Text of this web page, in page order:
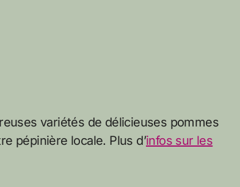
variétés de délicieuses pommes
pépinière locale. Plus d’infos sur les